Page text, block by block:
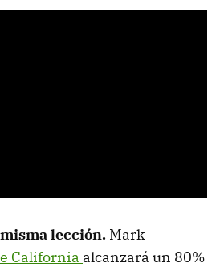
lección. Mark
California alcanzará un 80%